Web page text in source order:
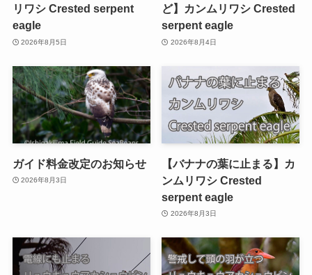
リワシ Crested serpent
eagle
2026年8月5日
ど】カンムリワシ Crested
serpent eagle
2026年8月4日
ガイド料金改定のお知らせ
2026年8月3日
【バナナの葉に止まる】カ
ンムリワシ Crested
serpent eagle
2026年8月3日